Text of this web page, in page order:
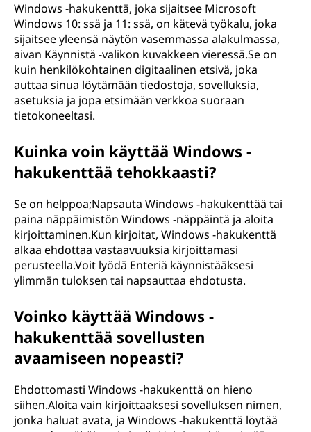
Windows -hakukenttä, joka sijaitsee Microsoft
Windows 10: ssä ja 11: ssä, on kätevä työkalu, joka
sijaitsee yleensä näytön vasemmassa alakulmassa,
aivan Käynnistä -valikon kuvakkeen vieressä.Se on
kuin henkilökohtainen digitaalinen etsivä, joka
auttaa sinua löytämään tiedostoja, sovelluksia,
asetuksia ja jopa etsimään verkkoa suoraan
tietokoneeltasi.
Kuinka voin käyttää Windows -
hakukenttää tehokkaasti?
Se on helppoa;Napsauta Windows -hakukenttää tai
paina näppäimistön Windows -näppäintä ja aloita
kirjoittaminen.Kun kirjoitat, Windows -hakukenttä
alkaa ehdottaa vastaavuuksia kirjoittamasi
perusteella.Voit lyödä Enteriä käynnistääksesi
ylimmän tuloksen tai napsauttaa ehdotusta.
Voinko käyttää Windows -
hakukenttää sovellusten
avaamiseen nopeasti?
Ehdottomasti Windows -hakukenttä on hieno
siihen.Aloita vain kirjoittaaksesi sovelluksen nimen,
jonka haluat avata, ja Windows -hakukenttä löytää